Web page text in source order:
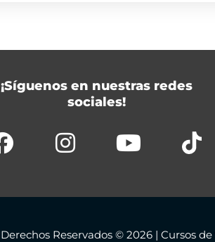
¡Síguenos en nuestras redes
sociales!
Derechos Reservados © 2026 | Cursos